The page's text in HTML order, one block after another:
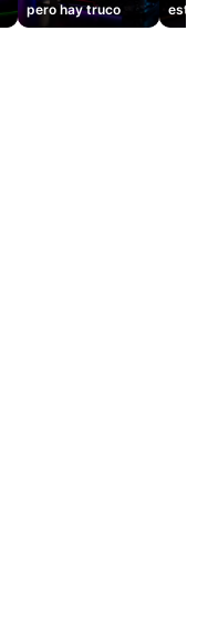
pero hay truco
este